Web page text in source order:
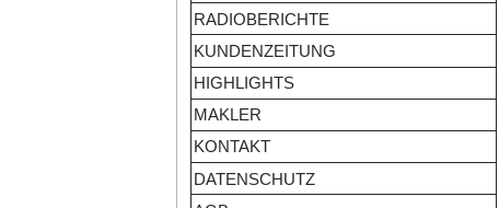
RADIOBERICHTE
KUNDENZEITUNG
HIGHLIGHTS
MAKLER
KONTAKT
DATENSCHUTZ